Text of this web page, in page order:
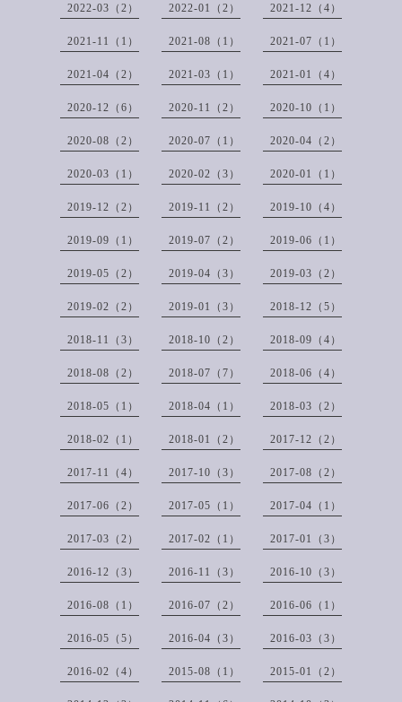
2022-03（2） 2022-01（2） 2021-12（4）
2021-11（1） 2021-08（1） 2021-07（1）
2021-04（2） 2021-03（1） 2021-01（4）
2020-12（6） 2020-11（2） 2020-10（1）
2020-08（2） 2020-07（1） 2020-04（2）
2020-03（1） 2020-02（3） 2020-01（1）
2019-12（2） 2019-11（2） 2019-10（4）
2019-09（1） 2019-07（2） 2019-06（1）
2019-05（2） 2019-04（3） 2019-03（2）
2019-02（2） 2019-01（3） 2018-12（5）
2018-11（3） 2018-10（2） 2018-09（4）
2018-08（2） 2018-07（7） 2018-06（4）
2018-05（1） 2018-04（1） 2018-03（2）
2018-02（1） 2018-01（2） 2017-12（2）
2017-11（4） 2017-10（3） 2017-08（2）
2017-06（2） 2017-05（1） 2017-04（1）
2017-03（2） 2017-02（1） 2017-01（3）
2016-12（3） 2016-11（3） 2016-10（3）
2016-08（1） 2016-07（2） 2016-06（1）
2016-05（5） 2016-04（3） 2016-03（3）
2016-02（4） 2015-08（1） 2015-01（2）